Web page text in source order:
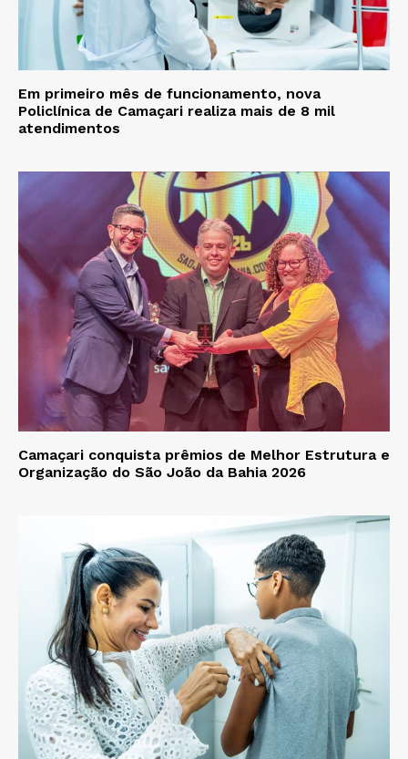
Em primeiro mês de funcionamento, nova
Policlínica de Camaçari realiza mais de 8 mil
atendimentos
Camaçari conquista prêmios de Melhor Estrutura e
Organização do São João da Bahia 2026